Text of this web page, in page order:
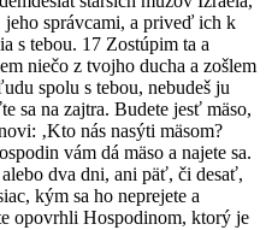
správcami, a priveď ich k
s tebou. 17 Zostúpim ta a
niečo z tvojho ducha a zošlem
spolu s tebou, nebudeš ju
sa na zajtra. Budete jesť mäso,
‚Kto nás nasýti mäsom?
vám dá mäso a najete sa.
dva dni, ani päť, či desať,
kým sa ho neprejete a
opovrhli Hospodinom, ktorý je